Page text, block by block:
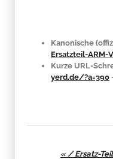
Kanonische
Ersatzteil-ARM-
Kurze URL-
yerd.de/?a=390
« / Ersatz-